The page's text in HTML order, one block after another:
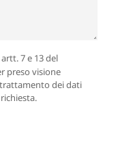
7 e 13 del
preso visione
dei dati